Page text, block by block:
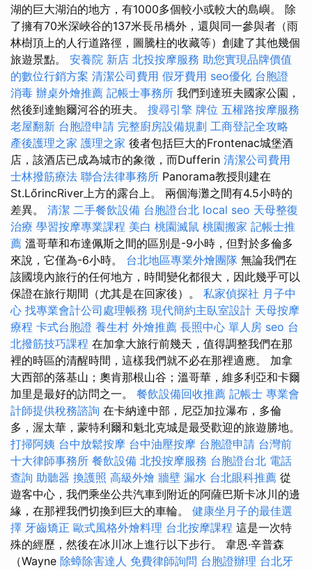
湖的巨大湖泊的地方，有1000多個較小或較大的島嶼。 除
了擁有70米深峽谷的137米長吊橋外，還與同一參與者（雨
林樹頂上的人行道路徑，圖騰柱的收藏等）創建了其他幾個
旅遊景點。 安養院 新店 北投按摩服務 助您實現品牌價值
的數位行銷方案 清潔公司費用 假牙費用 seo優化 台胞證
消毒 辦桌外燴推薦 記帳士事務所 我們到達班夫國家公園，
然後到達鮑爾河谷的班夫。 搜尋引擎 牌位 五權路按摩服務
老屋翻新 台胞證申請 完整廚房設備規劃 工商登記全攻略
產後護理之家 護理之家 後者包括巨大的Frontenac城堡酒
店，該酒店已成為城市的象徵，而Dufferin 清潔公司費用
士林撥筋療法 聯合法律事務所 Panorama教授則建在
St.LőrincRiver上方的露台上。 兩個海灘之間有4.5小時的
差異。 清潔 二手餐飲設備 台胞證台北 local seo 天母整復
治療 學習按摩專業課程 美白 桃園滅鼠 桃園搬家 記帳士推
薦 溫哥華和布達佩斯之間的區別是-9小時，但對於多倫多
來說，它僅為-6小時。 台北地區專業外燴團隊 無論我們在
該國境內旅行的任何地方，時間變化都很大，因此幾乎可以
保證在旅行期間（尤其是在回家後）。 私家偵探社 月子中
心 找專業會計公司處理帳務 現代簡約主臥室設計 天母按摩
療程 卡式台胞證 養生村 外燴推薦 長照中心 單人房 seo 台
北撥筋技巧課程 在加拿大旅行前幾天，值得調整我們在那
裡的時區的清醒時間，這樣我們就不必在那裡適應。 加拿
大西部的落基山；奧肯那根山谷；溫哥華，維多利亞和卡爾
加里是最好的訪問之一。 餐飲設備回收推薦 記帳士 專業會
計師提供稅務諮詢 在卡納達中部，尼亞加拉瀑布，多倫
多，渥太華，蒙特利爾和魁北克城是最受歡迎的旅遊勝地。
打掃阿姨 台中放鬆按摩 台中油壓按摩 台胞證申請 台灣前
十大律師事務所 餐飲設備 北投按摩服務 台胞證台北 電話
查詢 助聽器 換護照 高級外燴 牆壁 漏水 台北眼科推薦 從
遊客中心，我們乘坐公共汽車到附近的阿薩巴斯卡冰川的邊
緣，在那裡我們切換到巨大的車輪。 健康坐月子的最佳選
擇 牙齒矯正 歐式風格外燴料理 台北按摩課程 這是一次特
殊的經歷，然後在冰川冰上進行以下步行。 韋恩·辛普森
（Wayne 除蟑除害達人 免費律師詢問 台胞證辦理 台北牙